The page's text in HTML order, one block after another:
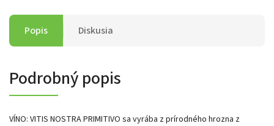
Popis Diskusia
Podrobný popis
VÍNO: VITIS NOSTRA PRIMITIVO sa vyrába z prírodného hrozna z